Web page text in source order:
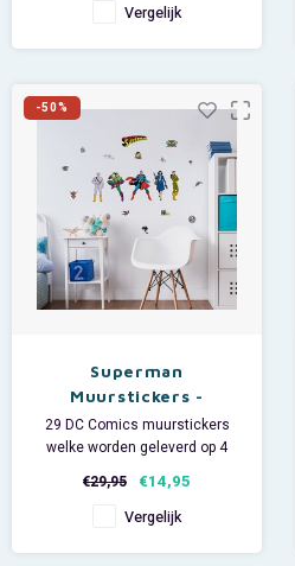
sterke MDF frame en de vier
maten, netjes worden
opgeborgen. Met de hoge
kwalitei
Vergelijk
-50%
Superman
Muurstickers -
Roommates
29 DC Comics muurstickers
welke worden geleverd op 4
Afmeting per vel: ca 25 x 46
cm.
€29,95 €14,95
Vergelijk